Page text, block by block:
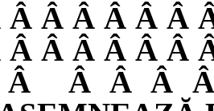
Â Â Â Â Â Â
Â Â Â Â Â Â
Â Â Â Â